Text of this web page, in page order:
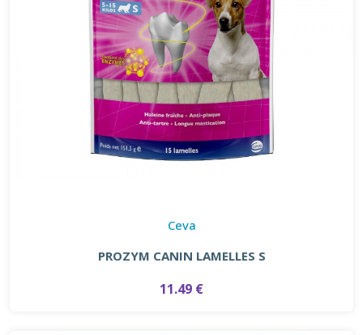
Ceva
PROZYM CANIN LAMELLES S
11.49 €